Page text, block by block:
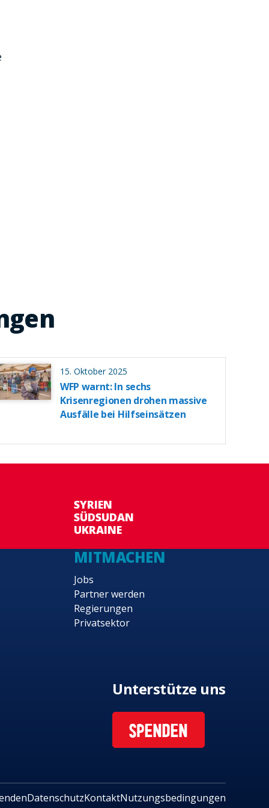
15. Oktober 2025
WFP warnt: In sechs
Krisenregionen drohen massive
Ausfälle bei Hilfseinsätzen
SYRIEN
SÜDSUDAN
UKRAINE
MITMACHEN
Jobs
Partner werden
Regierungen
Privatsektor
Unterstütze uns
SPENDEN
DatenschutzKontaktNutzungsbedingungen